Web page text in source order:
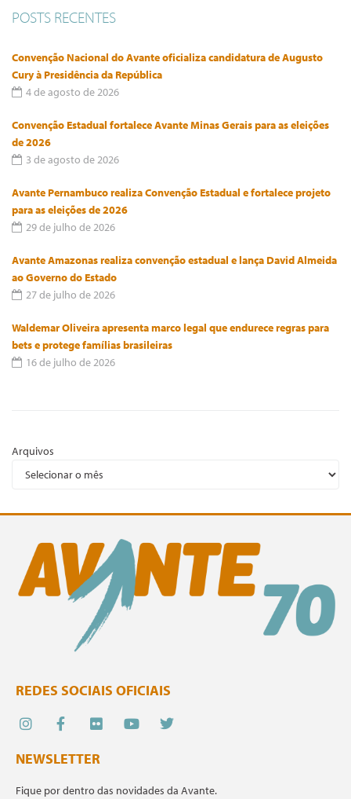
POSTS RECENTES
Convenção Nacional do Avante oficializa candidatura de Augusto
Cury à Presidência da República
4 de agosto de 2026
Convenção Estadual fortalece Avante Minas Gerais para as eleições
de 2026
3 de agosto de 2026
Avante Pernambuco realiza Convenção Estadual e fortalece projeto
para as eleições de 2026
29 de julho de 2026
Avante Amazonas realiza convenção estadual e lança David Almeida
ao Governo do Estado
27 de julho de 2026
Waldemar Oliveira apresenta marco legal que endurece regras para
bets e protege famílias brasileiras
16 de julho de 2026
Arquivos
REDES SOCIAIS OFICIAIS
NEWSLETTER
Fique por dentro das novidades da Avante.